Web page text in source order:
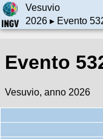
Vesuvio
2026▸ Evento
Evento
Vesuvio, anno 2026